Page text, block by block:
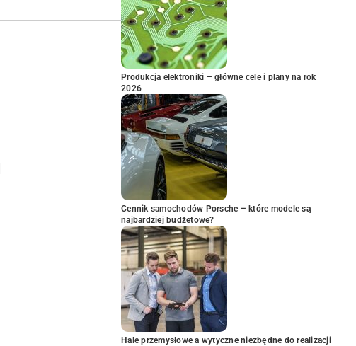
Produkcja elektroniki – główne cele i plany na rok
2026
Cennik samochodów Porsche – które modele są
najbardziej budżetowe?
Hale przemysłowe a wytyczne niezbędne do realizacji